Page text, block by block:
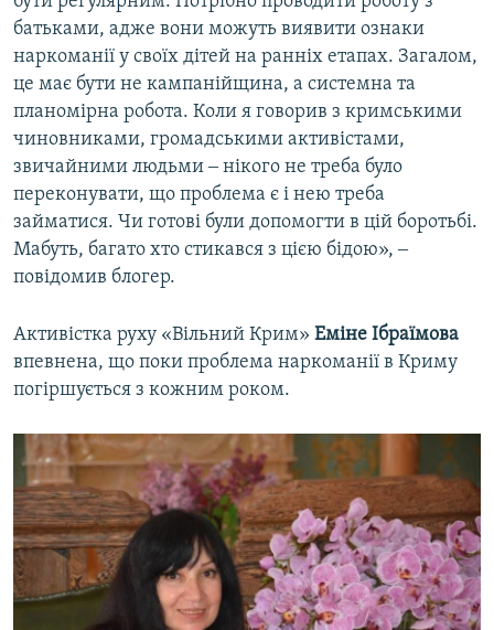
батьками, адже вони можуть виявити ознаки
наркоманії у своїх дітей на ранніх етапах. Загалом,
це має бути не кампанійщина, а системна та
планомірна робота. Коли я говорив з кримськими
чиновниками, громадськими активістами,
звичайними людьми ‒ нікого не треба було
переконувати, що проблема є і нею треба
займатися. Чи готові були допомогти в цій боротьбі.
Мабуть, багато хто стикався з цією бідою», ‒
повідомив блогер.
Активістка руху «Вільний Крим» Еміне Ібраїмова
впевнена, що поки проблема наркоманії в Криму
погіршується з кожним роком.